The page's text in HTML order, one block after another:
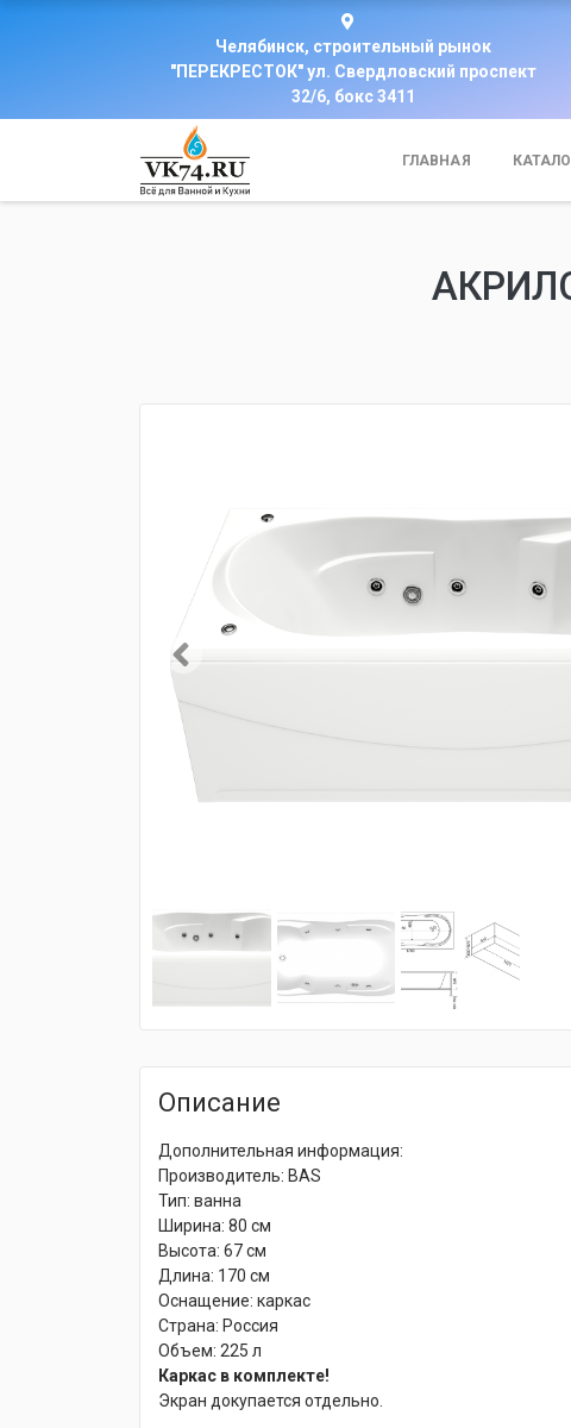
Челябинск, строительный рынок
"ПЕРЕКРЕСТОК" ул. Свердловский проспект
32/6, бокс 3411
ГЛАВНАЯ
Описание
Дополнительная информация:
Производитель: BAS
Тип: ванна
Ширина: 80 см
Высота: 67 см
Длина: 170 см
Оснащение: каркас
Страна: Россия
Объем: 225 л
Каркас в комплекте!
Экран докупается отдельно.